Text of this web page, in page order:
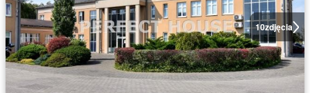
10zdjęcia